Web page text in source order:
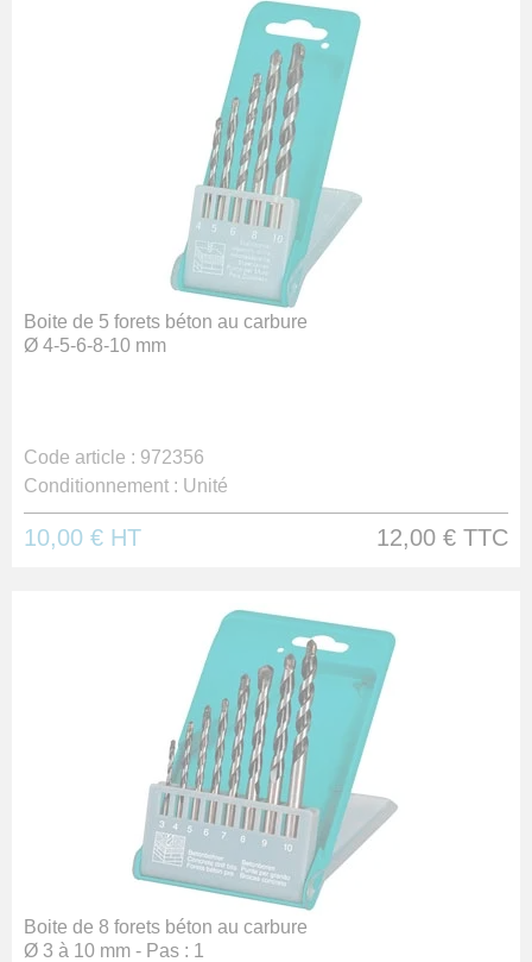
Boite de 5 forets béton au carbure
Ø 4-5-6-8-10 mm
Code article : 972356
Conditionnement : Unité
10,00 € HT 12,00 € TTC
Boite de 8 forets béton au carbure
Ø 3 à 10 mm - Pas : 1